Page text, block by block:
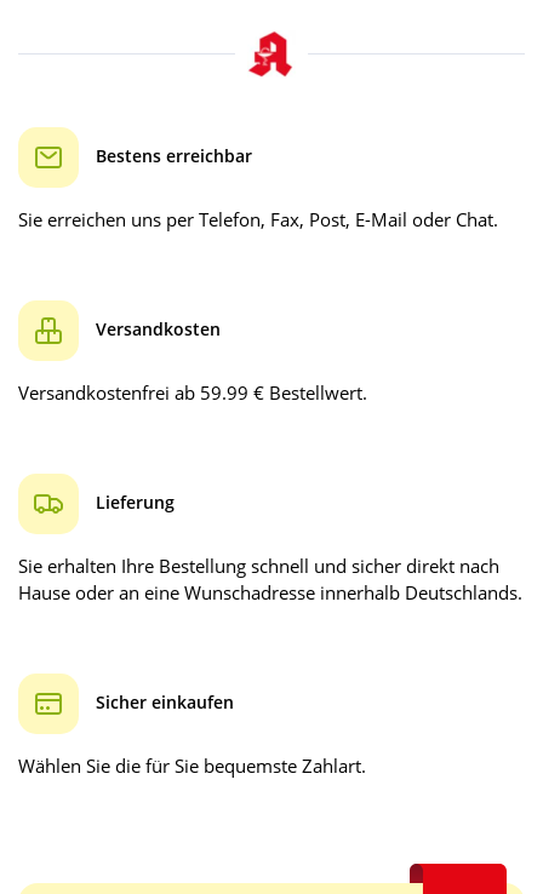
Bestens erreichbar
Sie erreichen uns per Telefon, Fax, Post, E-Mail oder Chat.
Versandkosten
Versandkostenfrei ab 59.99 € Bestellwert.
Lieferung
Sie erhalten Ihre Bestellung schnell und sicher direkt nach
Hause oder an eine Wunschadresse innerhalb Deutschlands.
Sicher einkaufen
Wählen Sie die für Sie bequemste Zahlart.